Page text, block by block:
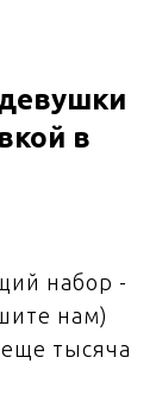
в
набор -
нам)
тысяча